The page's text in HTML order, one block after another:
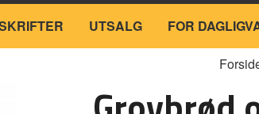
UTSALG FOR